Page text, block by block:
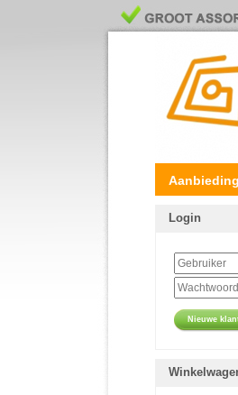
Aanbieding
Login
Nieuwe